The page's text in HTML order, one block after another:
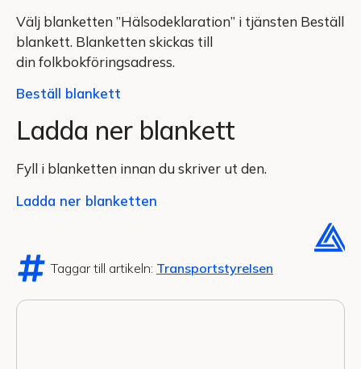
Välj blanketten ”Hälsodeklaration” i tjänsten Beställ
blankett. Blanketten skickas till
din folkbokföringsadress.
Beställ blankett
Ladda ner blankett
Fyll i blanketten innan du skriver ut den.
Ladda ner blanketten
Taggar till artikeln: Transportstyrelsen